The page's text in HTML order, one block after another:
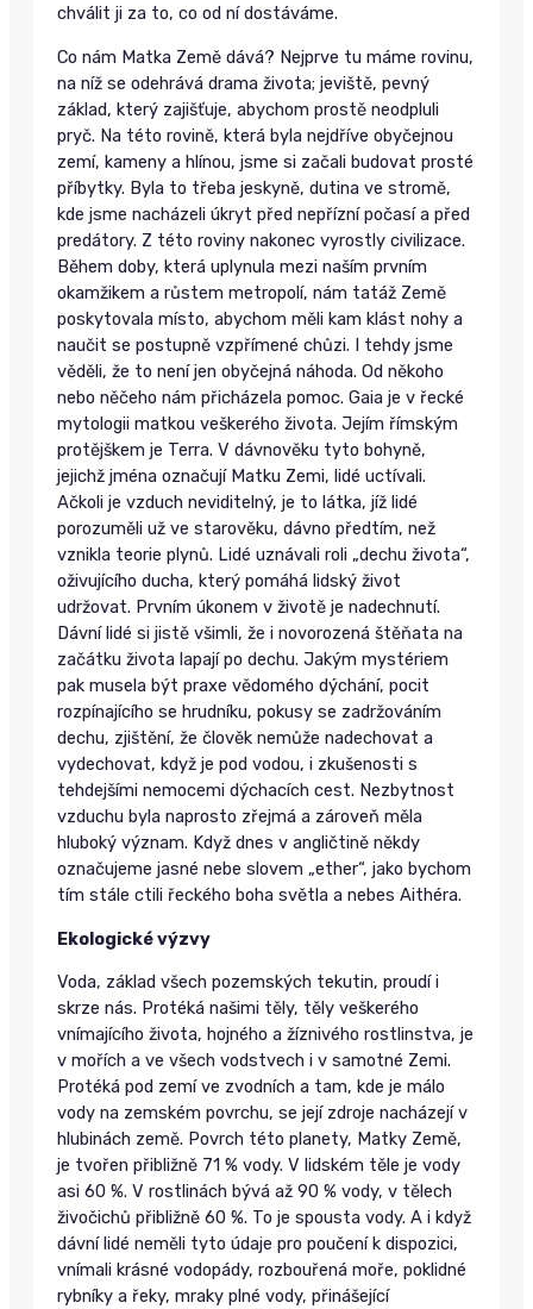
chválit ji za to, co od ní dostáváme.
Co nám Matka Země dává? Nejprve tu máme rovinu,
na níž se odehrává drama života; jeviště, pevný
základ, který zajišťuje, abychom prostě neodpluli
pryč. Na této rovině, která byla nejdříve obyčejnou
zemí, kameny a hlínou, jsme si začali budovat prosté
příbytky. Byla to třeba jeskyně, dutina ve stromě,
kde jsme nacházeli úkryt před nepřízní počasí a před
predátory. Z této roviny nakonec vyrostly civilizace.
Během doby, která uplynula mezi naším prvním
okamžikem a růstem metropolí, nám tatáž Země
poskytovala místo, abychom měli kam klást nohy a
naučit se postupně vzpřímené chůzi. I tehdy jsme
věděli, že to není jen obyčejná náhoda. Od někoho
nebo něčeho nám přicházela pomoc. Gaia je v řecké
mytologii matkou veškerého života. Jejím římským
protějškem je Terra. V dávnověku tyto bohyně,
jejichž jména označují Matku Zemi, lidé uctívali.
Ačkoli je vzduch neviditelný, je to látka, jíž lidé
porozuměli už ve starověku, dávno předtím, než
vznikla teorie plynů. Lidé uznávali roli „dechu života“,
oživujícího ducha, který pomáhá lidský život
udržovat. Prvním úkonem v životě je nadechnutí.
Dávní lidé si jistě všimli, že i novorozená štěňata na
začátku života lapají po dechu. Jakým mystériem
pak musela být praxe vědomého dýchání, pocit
rozpínajícího se hrudníku, pokusy se zadržováním
dechu, zjištění, že člověk nemůže nadechovat a
vydechovat, když je pod vodou, i zkušenosti s
tehdejšími nemocemi dýchacích cest. Nezbytnost
vzduchu byla naprosto zřejmá a zároveň měla
hluboký význam. Když dnes v angličtině někdy
označujeme jasné nebe slovem „ether“, jako bychom
tím stále ctili řeckého boha světla a nebes Aithéra.
Ekologické výzvy
Voda, základ všech pozemských tekutin, proudí i
skrze nás. Protéká našimi těly, těly veškerého
vnímajícího života, hojného a žíznivého rostlinstva, je
v mořích a ve všech vodstvech i v samotné Zemi.
Protéká pod zemí ve zvodních a tam, kde je málo
vody na zemském povrchu, se její zdroje nacházejí v
hlubinách země. Povrch této planety, Matky Země,
je tvořen přibližně 71 % vody. V lidském těle je vody
asi 60 %. V rostlinách bývá až 90 % vody, v tělech
živočichů přibližně 60 %. To je spousta vody. A i když
dávní lidé neměli tyto údaje pro poučení k dispozici,
vnímali krásné vodopády, rozbouřená moře, poklidné
rybníky a řeky, mraky plné vody, přinášející